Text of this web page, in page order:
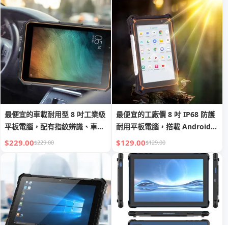
最便宜的車載耐用型 8 吋工業級
平板電腦，配有指紋辨識、車載
支架、4G GPS，適用於車載使
$229.00$229.00
最便宜的工廠價 8 吋 IP68 防護
耐用平板電腦，搭載 Android
12 系統，10000mAh，跌落防
護高度 1.2–1.5 米，附觸控筆，
防摔平板電腦 PC
$129.00$129.00